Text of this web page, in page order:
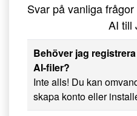
Svar på vanliga
AI till
Behöver jag
AI-filer?
Inte alls! Du kan
skapa konto eller